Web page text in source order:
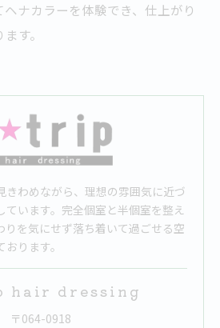
ナカラーを体験でき、仕上がり
す。
きわめながら、理想の雰囲気に近づ
ています。完全個室と半個室を整え
りを気にせず落ち着いて過ごせる空
ります。
hair dressing
〒064-0918